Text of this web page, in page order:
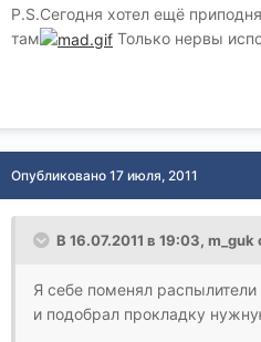
P.S.Сегодня хотел ещё
там
Только нервы
Опубликовано 17 июля, 2011
В 16.07.2011 в 19:03, m_guk
Я себе поменял
и подобрал прокладку